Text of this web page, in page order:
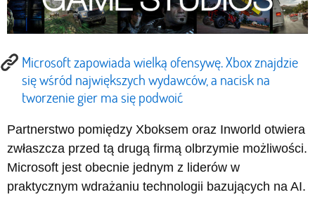
Microsoft zapowiada wielką ofensywę. Xbox znajdzie
się wśród największych wydawców, a nacisk na
tworzenie gier ma się podwoić
Partnerstwo pomiędzy Xboksem oraz Inworld otwiera
zwłaszcza przed tą drugą firmą olbrzymie możliwości.
Microsoft jest obecnie jednym z liderów w
praktycznym wdrażaniu technologii bazujących na AI.